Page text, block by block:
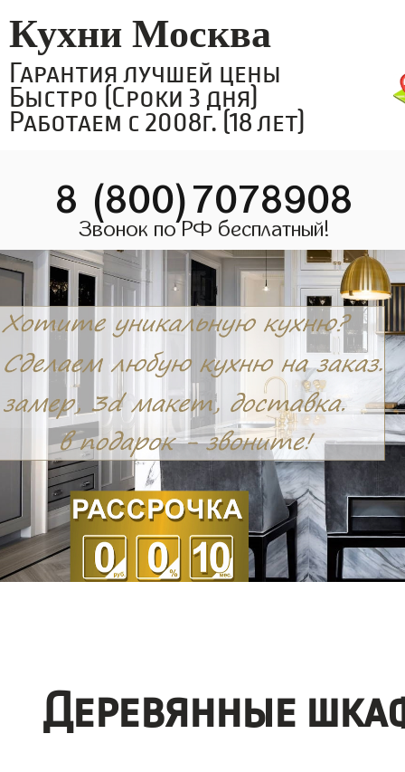
Кухни Москва
Гарантия лучшей цены
Быстро (Сроки 3 дня)
Работаем с 2008г. (18 лет)
8 (800)7078908
Звонок по РФ бесплатный!
Деревянные